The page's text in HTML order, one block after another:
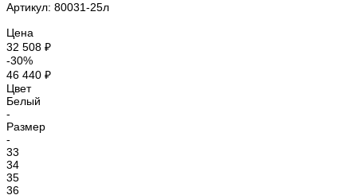
Артикул: 80031-25л
Цена
32 508 ₽
-30%
46 440 ₽
Цвет
Белый
-
Размер
-
33
34
35
36